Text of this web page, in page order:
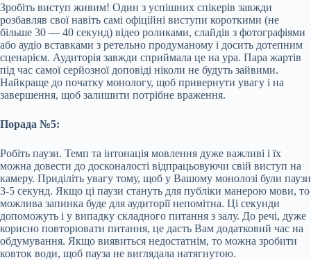
Зробіть виступ живим! Один з успішних спікерів завжди
розбавляв свої навіть самі офіційні виступи короткими (не
більше 30 — 40 секунд) відео роликами, слайдів з фотографіями
або аудіо вставками з ретельно продуманому і досить дотепним
сценарієм. Аудиторія завжди сприймала це на ура. Пара жартів
під час самої серйозної доповіді ніколи не будуть зайвими.
Найкраще до початку монологу, щоб привернути увагу і на
завершення, щоб залишити потрібне враження.
Порада №5:
Робіть паузи. Темп та інтонація мовлення дуже важливі і їх
можна довести до досконалості відпрацьовуючи свій виступ на
камеру. Приділіть увагу тому, щоб у Вашому монолозі були паузи
3-5 секунд. Якщо ці паузи стануть для публіки манерою мови, то
можлива запинка буде для аудиторії непомітна. Ці секунди
допоможуть і у випадку складного питання з залу. До речі, дуже
корисно повторювати питання, це дасть Вам додатковий час на
обдумування. Якщо виявиться недостатнім, то можна зробити
ковток води, щоб пауза не виглядала натягнутою.